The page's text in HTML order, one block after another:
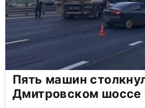
Пять машин
Дмитровском шоссе